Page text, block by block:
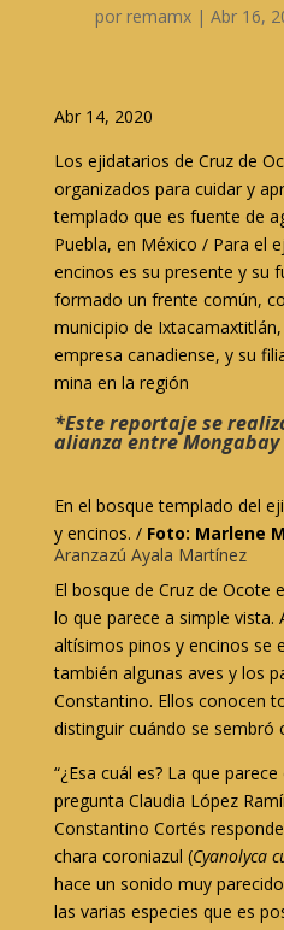
por remamx| Abr 16,
Abr 14, 2020
Los ejidatarios de Cruz de
organizados para cuidar y
templado que es fuente de
Puebla, en México / Para el
encinos es su presente y su
formado un frente común,
municipio de
empresa canadiense, y su
mina en la región
*Este reportaje se
alianza entre Mongabay
En el bosque templado del
y encinos. / Foto: Marlene
Aranzazú Ayala Martínez
El bosque de Cruz de Ocote
lo que parece a simple vista.
altísimos pinos y encinos se
también algunas aves y los
Constantino. Ellos conocen
distinguir cuándo se sembró
“¿Esa cuál es? La que
pregunta Claudia López
Constantino Cortés
chara coroniazul (Cyanolyca
hace un sonido muy
las varias especies que es